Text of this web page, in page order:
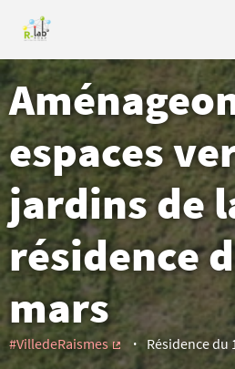
espaces
jardins de
résidence
mars
#VilledeRaismes
(External link)
Résidence du